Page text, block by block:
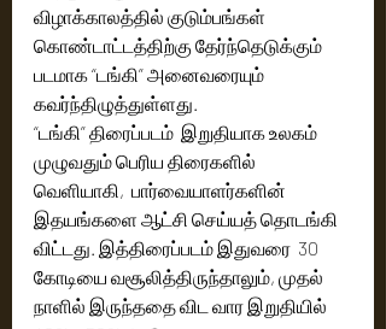
விழாக்காலத்தில் குடும்பங்கள்
கொண்டாட்டத்திற்கு தேர்ந்தெடுக்கும்
படமாக “டங்கி” அனைவரையும்
கவர்ந்திழுத்துள்ளது.
“டங்கி” திரைப்படம்  இறுதியாக உலகம்
முழுவதும் பெரிய திரைகளில்
வெளியாகி,  பார்வையாளர்களின்
இதயங்களை ஆட்சி செய்யத் தொடங்கி
விட்டது. இத்திரைப்படம் இதுவரை  30
கோடியை வசூலித்திருந்தாலும், முதல்
நாளில் இருந்ததை விட வார இறுதியில்